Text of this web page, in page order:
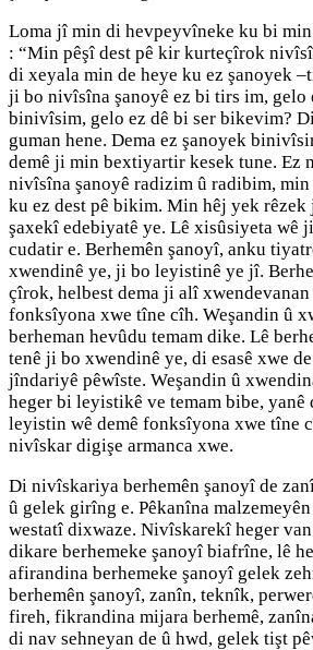
Loma jî min di hevpeyvîneke ku bi
: “Min pêşî dest pê kir kurteçîrok
di xeyala min de heye ku ez şanoyek
ji bo nivîsîna şanoyê ez bi tirs im, gelo
binivîsim, gelo ez dê bi ser bikevim?
guman hene. Dema ez şanoyek
demê ji min bextiyartir kesek tune. Ez
nivîsîna şanoyê radizim û radibim,
ku ez dest pê bikim. Min hêj yek rêzek
şaxekî edebiyatê ye. Lê xisûsiyeta wê
cudatir e. Berhemên şanoyî, anku
xwendinê ye, ji bo leyistinê ye jî.
çîrok, helbest dema ji alî
fonksîyona xwe tîne cîh. Weşandin û
berheman hevûdu temam dike. Lê
tenê ji bo xwendinê ye, di esasê xwe
jîndariyê pêwîste. Weşandin û
heger bi leyistikê ve temam bibe, yanê
leyistin wê demê fonksîyona xwe tîne
nivîskar digişe armanca xwe.
Di nivîskariya berhemên şanoyî de
û gelek girîng e. Pêkanîna
westatî dixwaze. Nivîskarekî heger
dikare berhemeke şanoyî biafrîne, lê
afirandina berhemeke şanoyî gelek
berhemên şanoyî, zanîn, teknîk,
fireh, fikrandina mijara berhemê,
di nav sehneyan de û hwd, gelek tişt